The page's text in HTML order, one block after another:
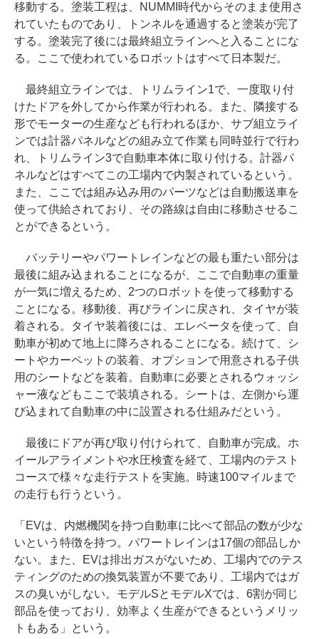
移動する。塗装工程は、NUMMI時代からそのまま使用さ
れていたものであり、トンネルを通過すると塗装が完了
する。塗装完了後には最終組立ラインへと入ることにな
る。ここで使われているロボットはすべて日本製だ。
最終組立ラインでは、トリムライン1で、一度取り付
けたドアを外してから作業が行われる。また、隣接する
形でモーターの生産なども行われるほか、サブ組立ライ
ンでは計器パネルなどの組み立て作業も同時並行で行わ
れ、トリムライン3で自動車本体に取り付ける。計器パ
ネルなどはすべてこの工場内で内製されているという。
また、ここでは組み込み用のパーツなどは自動搬送車を
使って供給されており、その路線は自由に移動させるこ
とができるという。
バッテリーやパワートレインなどの最も重たい部分は
最後に組み込まれることになるが、ここで自動車の重量
が一気に増えるため、2つのロボットを使って移動する
ことになる。移動後、再びラインに戻され、タイヤが装
着される。タイヤ装着後には、エレベータを使って、自
動車が初めて地上に降ろされることになる。続けて、シ
ートやカーペットの装着、オプションで用意される子供
用のシートなどを装着。自動車に必要とされるウォッシ
ャー液などもここで装填される。シートは、左側から運
び込まれて自動車の中に設置される仕組みだという。
最後にドアが再び取り付けられて、自動車が完成。ホ
イールアライメントや水圧検査を経て、工場内のテスト
コースで様々な走行テストを実施。時速100マイルまで
の走行も行うという。
「EVは、内燃機関を持つ自動車に比べて部品の数が少な
いという特徴を持つ。パワートレインは17個の部品しか
ない。また、EVは排出ガスがないため、工場内でのテス
ティングのための換気装置が不要であり、工場内ではガ
スの臭いがしない。モデルSとモデルXでは、6割が同じ
部品を使っており、効率よく生産ができるというメリッ
トもある」という。